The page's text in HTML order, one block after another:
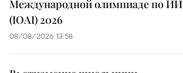
Международной олимпиаде по ИИ
(IOAI) 2026
08/08/2026 13:58